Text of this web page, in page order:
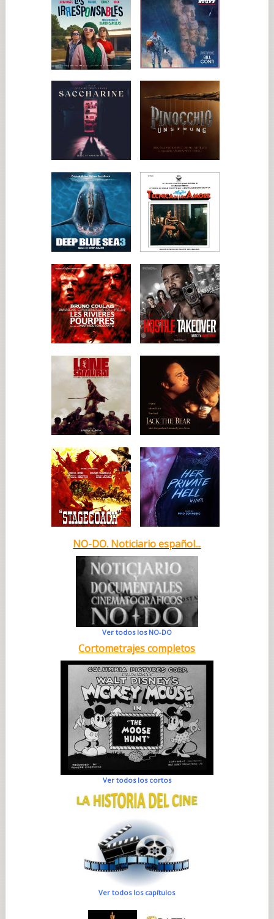
NO-DO. Noticiario español...
Ver todos los NO-DO
Cortometrajes completos
Ver todos los cortos
Ver todos los capítulos